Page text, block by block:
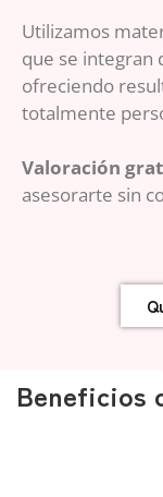
Utilizamos
que se integran
ofreciendo
totalmente
Valoración
asesorarte sin
Beneficios